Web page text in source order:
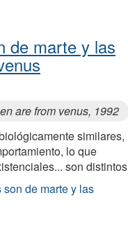
de marte y las
are from venus, 1992
similares,
lo que
son distintos
de marte y las